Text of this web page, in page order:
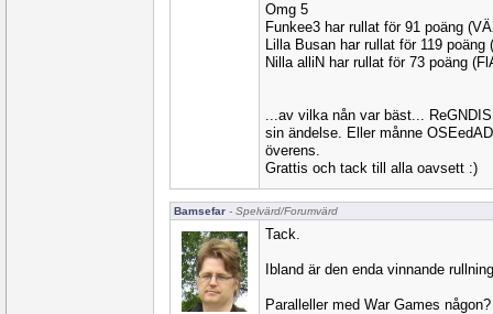
Omg 5
Funkee3 har rullat för 91 poäng
Lilla Busan har rullat för 119 poäng
Nilla alliN har rullat för 73 poäng
...av vilka nån var bäst...
sin ändelse. Eller månne
överens.
Grattis och tack till alla oavsett :)
Bamsefar - Spelvärd/Forumvärd
Tack.
Ibland är den enda vinnande
Paralleller med War Games någon?